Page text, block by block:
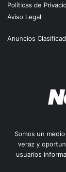
Políticas de
Aviso Legal
Anuncios
Somos un
veraz y
usuarios